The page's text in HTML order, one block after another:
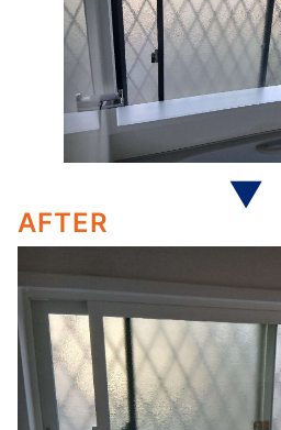
AFTER